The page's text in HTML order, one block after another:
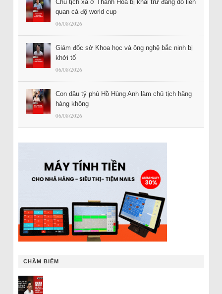
Chủ tịch xã ở Thanh Hóa bị khai trừ đảng do liên
quan cá độ world cup
06/08/2026
Giám đốc sở Khoa học và ông nghệ bắc ninh bị
khởi tố
06/08/2026
Con dâu tỷ phú Hồ Hùng Anh làm chủ tịch hãng
hàng không
06/08/2026
CHÂM BIẾM